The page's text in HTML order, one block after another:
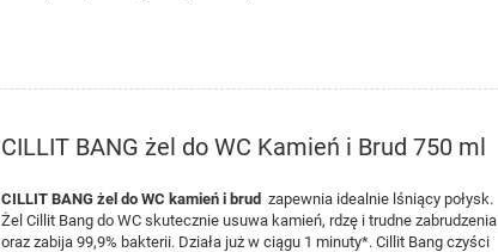
CILLIT BANG żel do WC Kamień i Brud 750 ml
CILLIT BANG żel do WC kamień i brud zapewnia idealnie lśniący połysk.
Żel Cillit Bang do WC skutecznie usuwa kamień, rdzę i trudne zabrudzenia
oraz zabija 99,9% bakterii. Działa już w ciągu 1 minuty*. Cillit Bang czyści